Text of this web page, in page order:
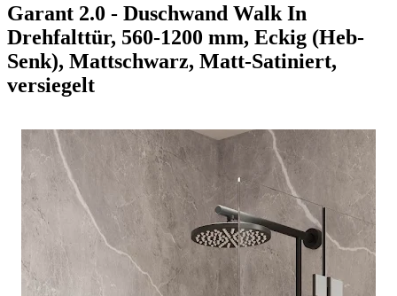
Garant 2.0 - Duschwand Walk In
Drehfalttür, 560-1200 mm, Eckig (Heb-
Senk), Mattschwarz, Matt-Satiniert,
versiegelt